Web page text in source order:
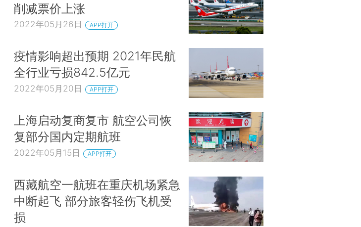
削减票价上涨
2022年05月26日 APP打开
疫情影响超出预期 2021年民航
全行业亏损842.5亿元
2022年05月20日 APP打开
上海启动复商复市 航空公司恢
复部分国内定期航班
2022年05月15日 APP打开
西藏航空一航班在重庆机场紧急
中断起飞 部分旅客轻伤飞机受
损